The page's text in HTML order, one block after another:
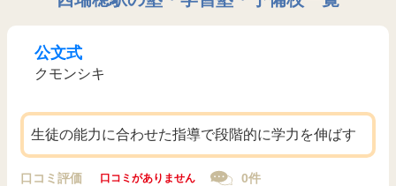
公文式
クモンシキ
生徒の能力に合わせた指導で段階的に学力を伸ばす
口コミ評価 口コミがありません 0件